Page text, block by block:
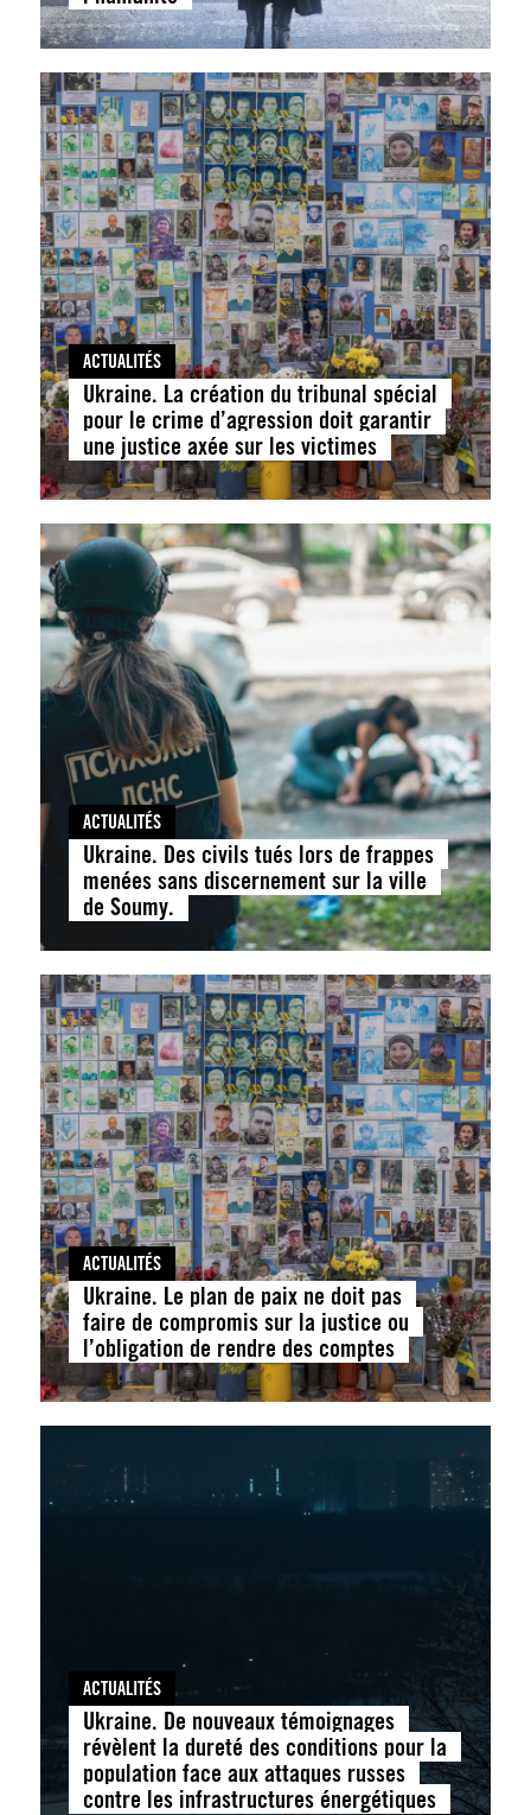
ACTUALITÉS
Ukraine. La création du tribunal spécial
pour le crime d’agression doit garantir
une justice axée sur les victimes
ACTUALITÉS
Ukraine. Des civils tués lors de frappes
menées sans discernement sur la ville
de Soumy.
ACTUALITÉS
Ukraine. Le plan de paix ne doit pas
faire de compromis sur la justice ou
l’obligation de rendre des comptes
ACTUALITÉS
Ukraine. De nouveaux témoignages
révèlent la dureté des conditions pour la
population face aux attaques russes
contre les infrastructures énergétiques